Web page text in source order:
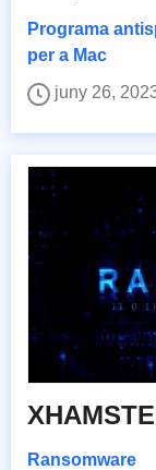
Programa
per a Mac
juny 26,
Ransomware